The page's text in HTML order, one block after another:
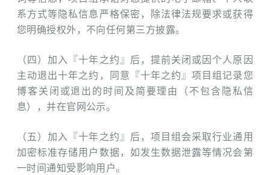
系方式等隐私信息严格保密，除法律法规要求或获得
您明确授权外，不向任何第三方披露。
（四）加入『十年之约』后，提前关闭或因个人原因
主动退出十年之约，同意『十年之约』项目组记录您
博客关闭或退出的时间及简要理由（不包含隐私信
息），并在官网公示。
（五）加入『十年之约』后，项目组会采取行业通用
加密标准存储用户数据，如发生数据泄露等情况会第
一时间通知受影响用户。